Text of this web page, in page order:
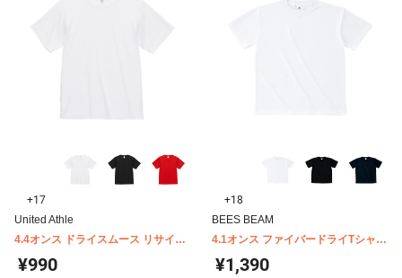
+17
United Athle
4.4オンス ドライスムース リサイク
ルポリエステル Tシャツ 5700-01
¥990
+18
BEES BEAM
4.1オンス ファイバードライTシャツ
POT-104
¥1,390